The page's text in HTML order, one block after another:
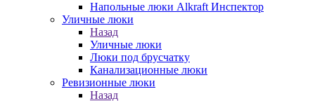
Напольные люки Alkraft Инспектор
Уличные люки
Назад
Уличные люки
Люки под брусчатку
Канализационные люки
Ревизионные люки
Назад